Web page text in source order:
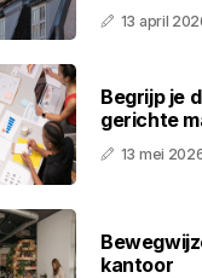
13 april
Begrijp je
gerichte
13 mei
kantoor